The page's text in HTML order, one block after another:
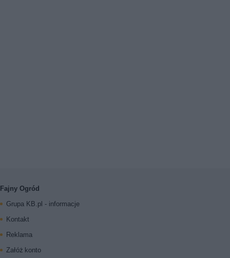
Fajny Ogród
Grupa KB.pl - informacje
Kontakt
Reklama
Załóż konto